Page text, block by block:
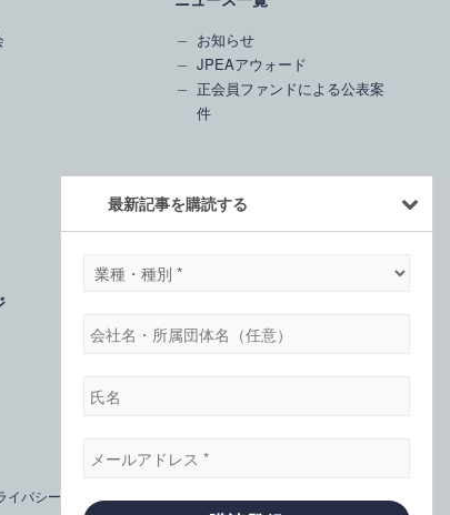
お知らせ
JPEAアウォード
正会員ファンドによる公表案
件
イバシーポリシー
最新記事を購読する
業
種
会
名・
所
団
体
氏
メ
ル